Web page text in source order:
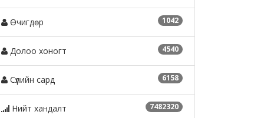
1042
Өчигдөр
4540
Долоо хоногт
6158
Сүүлийн сард
7482320
Нийт хандалт